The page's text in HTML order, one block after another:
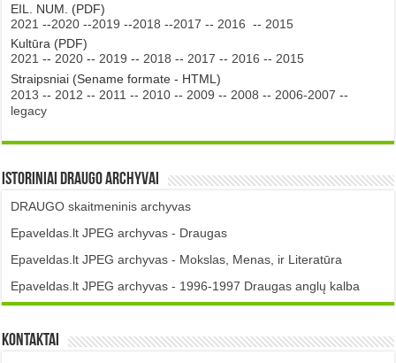
EIL. NUM. (PDF)
2021 --2020 --2019 --2018 --2017 -- 2016 -- 2015
Kultūra (PDF)
2021 -- 2020 -- 2019 -- 2018 -- 2017 -- 2016 -- 2015
Straipsniai (Sename formate - HTML)
2013 -- 2012 -- 2011 -- 2010 -- 2009 -- 2008 -- 2006-2007 --
legacy
Istoriniai DRAUGO Archyvai
DRAUGO skaitmeninis archyvas
Epaveldas.lt JPEG archyvas - Draugas
Epaveldas.lt JPEG archyvas - Mokslas, Menas, ir Literatūra
Epaveldas.lt JPEG archyvas - 1996-1997 Draugas anglų kalba
Kontaktai